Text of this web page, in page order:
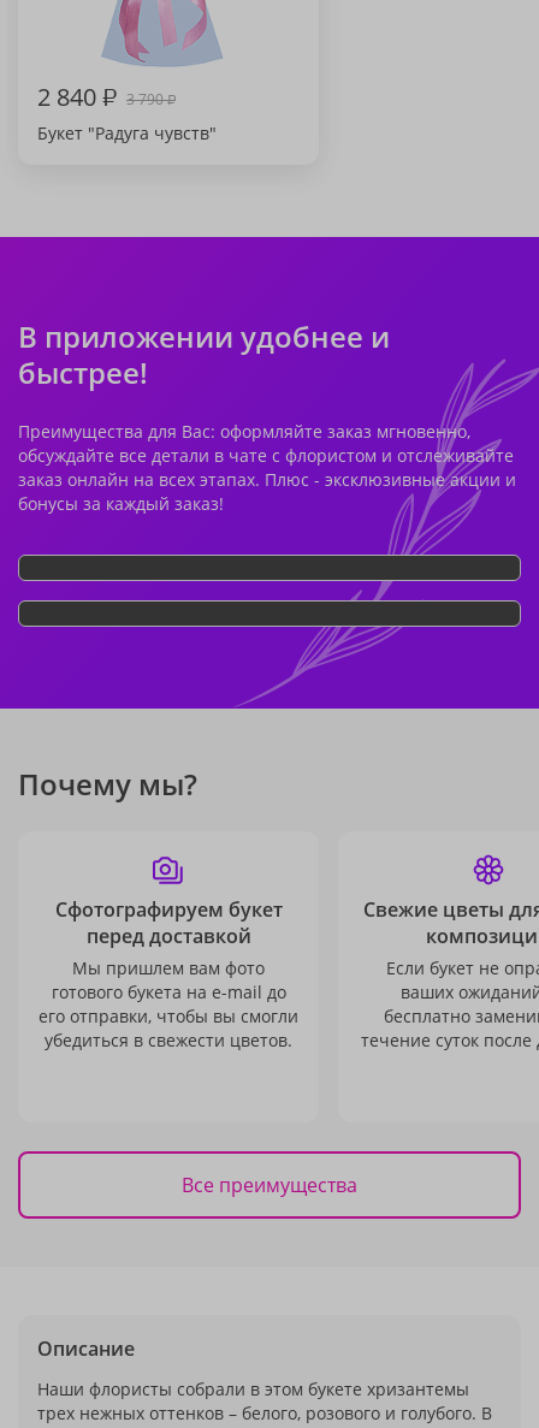
2 840₽ 3 790₽
Букет "Радуга чувств"
В приложении удобнее и
быстрее!
Преимущества для Вас: оформляйте заказ мгновенно,
обсуждайте все детали в чате с флористом и отслеживайте
заказ онлайн на всех этапах. Плюс - эксклюзивные акции и
бонусы за каждый заказ!
Почему мы?
Сфотографируем букет
перед доставкой
Мы пришлем вам фото
готового букета на e-mail до
его отправки, чтобы вы смогли
убедиться в свежести цветов.
Свежие цветы
Если букет не
ваших
бесплатно
течение суток после
Все преимущества
Описание
Наши флористы собрали в этом букете хризантемы
трех нежных оттенков – белого, розового и голубого. В